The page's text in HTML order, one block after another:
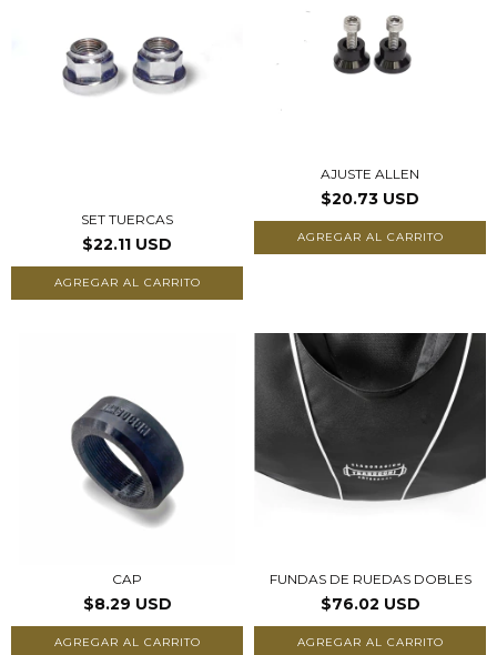
SET TUERCAS
$22.11 USD
AGREGAR AL CARRITO
AJUSTE ALLEN
$20.73 USD
AGREGAR AL CARRITO
CAP
$8.29 USD
AGREGAR AL CARRITO
FUNDAS DE RUEDAS DOBLES
$76.02 USD